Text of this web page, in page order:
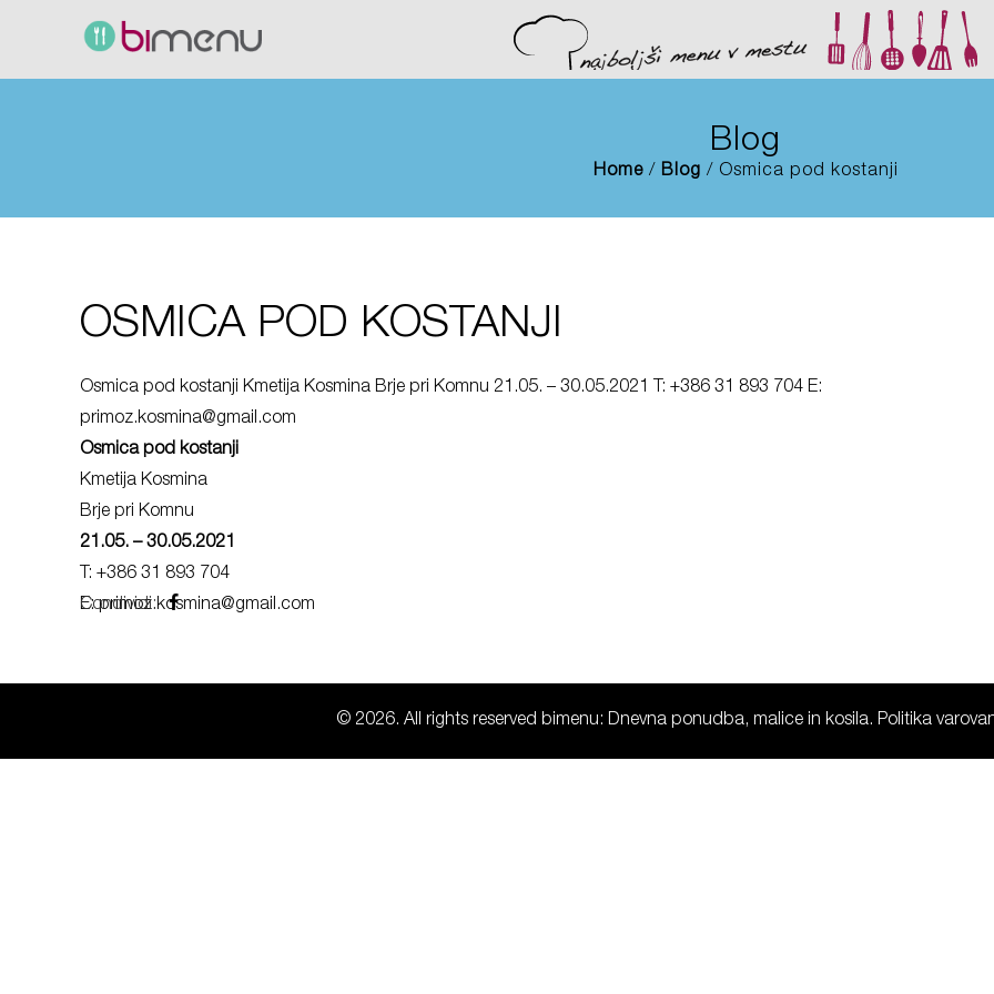
Blog
Home/ Blog / Osmica pod kostanji
OSMICA POD KOSTANJI
Osmica pod kostanji Kmetija Kosmina Brje pri Komnu 21.05. – 30.05.2021 T: +386 31 893 704 E:
primoz.kosmina@gmail.com
Osmica pod kostanji
Kmetija Kosmina
Brje pri Komnu
21.05. – 30.05.2021
T: +386 31 893 704
E: primoz.kosmina@gmail.com
Condividi:
© 2026. All rights reserved bimenu: Dnevna ponudba, malice in kosila. Politika